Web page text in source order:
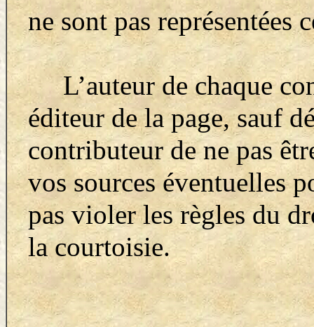
ne sont pas représentées
L’auteur de chaque
éditeur de la page, sauf
contributeur de ne pas
vos sources éventuelles
pas violer les règles du
la courtoisie.